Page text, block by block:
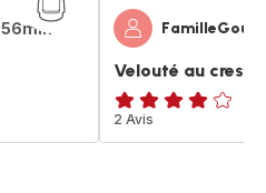
56min
Velouté au
Avis
4
2 Avis